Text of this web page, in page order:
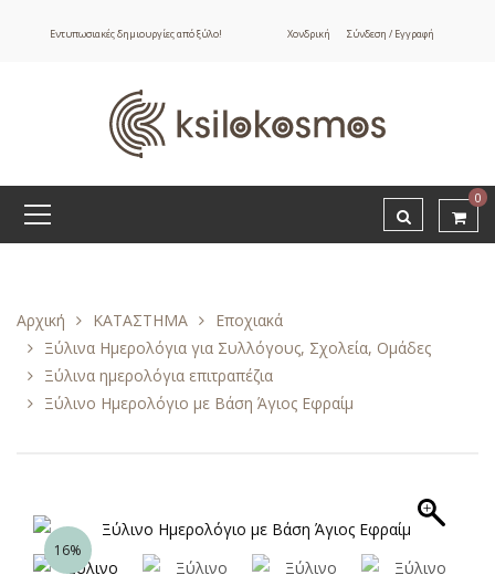
Εντυπωσιακές δημιουργίες από ξύλο! Χονδρική Σύνδεση / Εγγραφή
0
Αρχική ΚΑΤΑΣΤΗΜΑ
Εποχιακά
Ξύλινα Ημερολόγια για Συλλόγους, Σχολεία, Ομάδες
Ξύλινα ημερολόγια επιτραπέζια
Ξύλινο Ημερολόγιο με Βάση Άγιος Εφραίμ
16%